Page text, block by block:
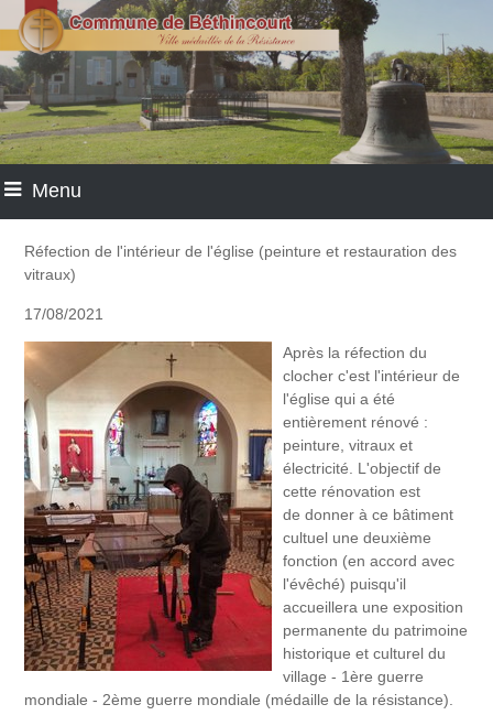
Menu
Réfection de l'intérieur de l'église (peinture et restauration des
vitraux)
17/08/2021
Après la réfection du
clocher c'est l'intérieur de
l'église qui a été
entièrement rénové :
peinture, vitraux et
électricité. L'objectif de
cette rénovation est
de donner à ce bâtiment
cultuel une deuxième
fonction (en accord avec
l'évêché) puisqu'il
accueillera une exposition
permanente du patrimoine
historique et culturel du
village - 1ère guerre
mondiale - 2ème guerre mondiale (médaille de la résistance).